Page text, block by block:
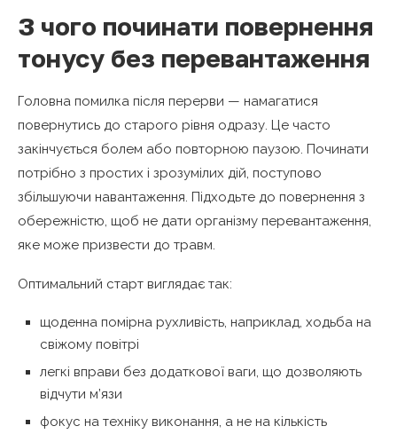
З чого починати повернення
тонусу без перевантаження
Головна помилка після перерви — намагатися
повернутись до старого рівня одразу. Це часто
закінчується болем або повторною паузою. Починати
потрібно з простих і зрозумілих дій, поступово
збільшуючи навантаження. Підходьте до повернення з
обережністю, щоб не дати організму перевантаження,
яке може призвести до травм.
Оптимальний старт виглядає так:
щоденна помірна рухливість, наприклад, ходьба на
свіжому повітрі
легкі вправи без додаткової ваги, що дозволяють
відчути м’язи
фокус на техніку виконання, а не на кількість